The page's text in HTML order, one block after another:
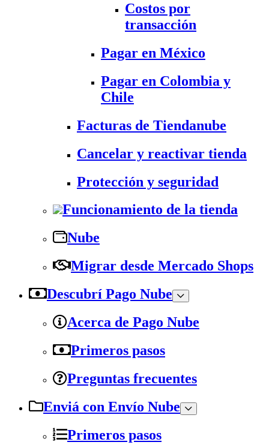
Costos por
transacción
Pagar en México
Pagar en Colombia y
Chile
Facturas de Tiendanube
Cancelar y reactivar tienda
Protección y seguridad
Funcionamiento de la tienda
Nube
Migrar desde Mercado Shops
Descubrí Pago Nube
Acerca de Pago Nube
Primeros pasos
Preguntas frecuentes
Enviá con Envío Nube
Primeros pasos